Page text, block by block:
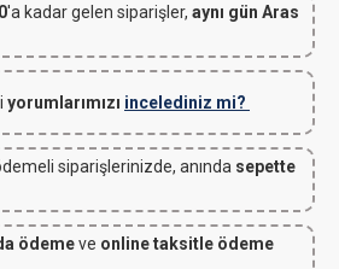
'a kadar gelen siparişler, aynı gün Aras
yorumlarımızı incelediniz mi?
siparişlerinizde, anında sepette
ödemeve online taksitle ödeme